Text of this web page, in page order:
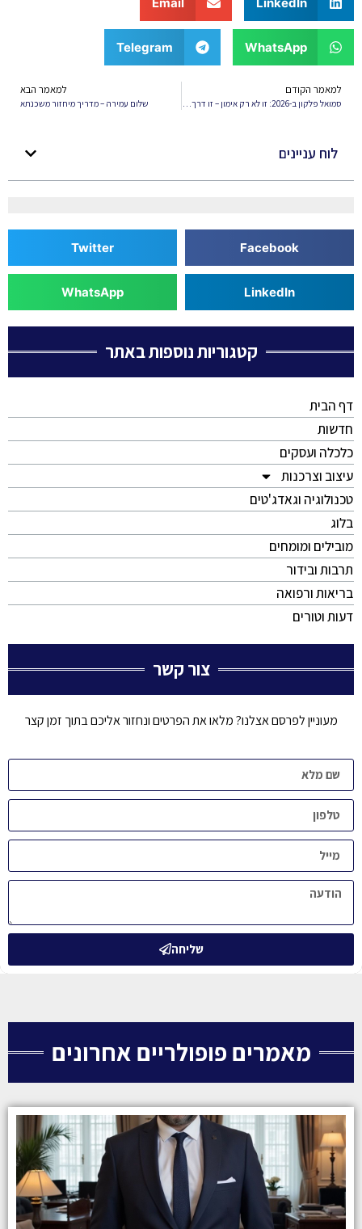
WhatsApp
Telegram
למאמר הקודם
סמואל פלקון ב-2026: זו לא רק אימון – זו דרך חיים
למאמר הבא
שלום עמירה – מדריך מיחזור משכנתא
לוח עניינים
Facebook
Twitter
LinkedIn
WhatsApp
קטגוריות נוספות באתר
דף הבית
חדשות
כלכלה ועסקים
עיצוב וצרכנות
טכנולוגיה וגאדג'טים
בלוג
מובילים ומומחים
תרבות ובידור
בריאות ורפואה
דעות וטורים
צור קשר
מעוניין לפרסם אצלנו? מלאו את הפרטים ונחזור אליכם בתוך זמן קצר
שליחה
מאמרים פופולריים אחרונים